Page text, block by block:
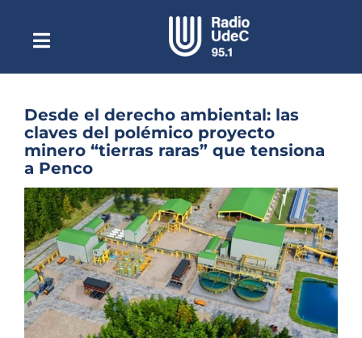
contenidoToggle
NavigationEscuchar Radio UdeC en vivo
Quiénes Somos
Programación
Noticias
Reportajes
Columnas
Música Clásica
Desde el derecho ambiental: las
claves del polémico proyecto
minero “tierras raras” que tensiona
a Penco
Ver
imagen
más
grande